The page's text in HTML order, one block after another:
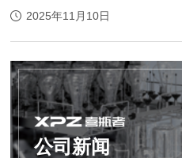
行列！不仅是国家对喜瓶者科技...
2025年11月10日
公司新闻